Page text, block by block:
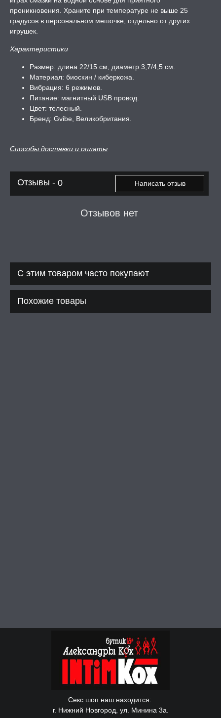
проникновения. Храните при температуре не выше 25
градусов в персональном мешочке, отдельно от других
игрушек.
Характеристики
Размер: длина 22/15 см, диаметр 3,7/4,5 см.
Материал: биоскин / киберкожа.
Вибрация: 6 режимов.
Питание: магнитный USB провод.
Цвет: телесный.
Бренд: Gvibe, Великобритания.
Способы доставки и оплаты
Отзывы - 0 Написать отзыв
Отзывов нет
С этим товаром часто покупают
Похожие товары
Секс шоп наш находится:
г. Нижний Новгород, ул. Минина 3а.